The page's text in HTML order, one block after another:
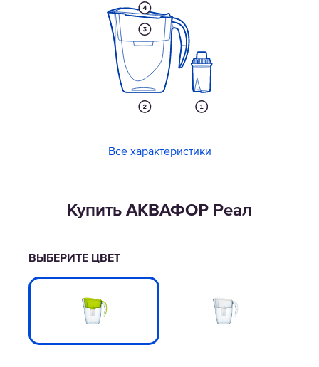
Все характеристики
Купить АКВАФОР Реал
ВЫБЕРИТЕ ЦВЕТ